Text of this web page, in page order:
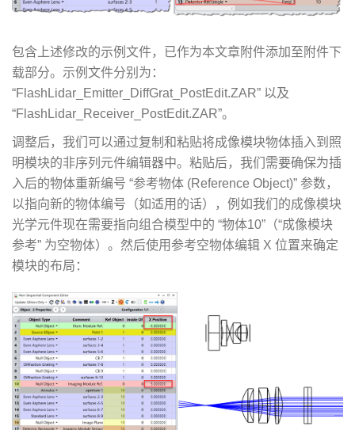
包含上述修改的示例文件，已作为本文章附件添加至附件下
载部分。示例文件分别为：
“FlashLidar_Emitter_DiffGrat_PostEdit.ZAR” 以及
“FlashLidar_Receiver_PostEdit.ZAR”。
调整后，我们可以通过复制和粘贴将成像模块物体插入到照
明模块的非序列元件编辑器中。粘贴后，我们需要确保为插
入后的物体重新编号 “参考物体 (Reference Object)” 参数，
以指向新的物体编号（如适用的话），例如我们的成像模块
光学元件现在需要指向组合模型中的 “物体10”（“成像模块
参考” 为空物体）。然后使用参考空物体编辑 X 位置来确定
模块的布局：